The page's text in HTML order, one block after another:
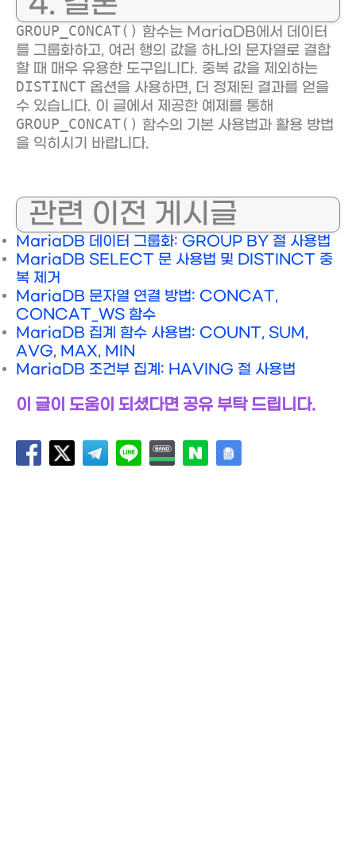
GROUP_CONCAT() 함수는 MariaDB에서 데이터
를 그룹화하고, 여러 행의 값을 하나의 문자열로 결합
할 때 매우 유용한 도구입니다. 중복 값을 제외하는
DISTINCT 옵션을 사용하면, 더 정제된 결과를 얻을
수 있습니다. 이 글에서 제공한 예제를 통해
GROUP_CONCAT() 함수의 기본 사용법과 활용 방법
을 익히시기 바랍니다.
관련 이전 게시글
MariaDB 데이터 그룹화: GROUP BY 절 사용법
MariaDB SELECT 문 사용법 및 DISTINCT 중
복 제거
MariaDB 문자열 연결 방법: CONCAT,
CONCAT_WS 함수
MariaDB 집계 함수 사용법: COUNT, SUM,
AVG, MAX, MIN
MariaDB 조건부 집계: HAVING 절 사용법
이 글이 도움이 되셨다면 공유 부탁 드립니다.